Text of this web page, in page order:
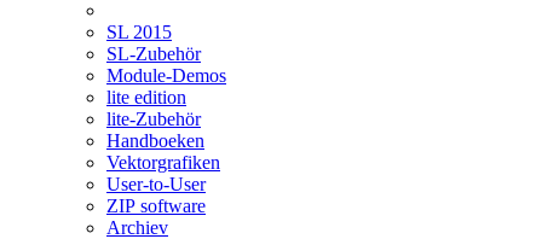
SL 2015
SL-Zubehör
Module-Demos
lite edition
lite-Zubehör
Handboeken
Vektorgrafiken
User-to-User
ZIP software
Archiev